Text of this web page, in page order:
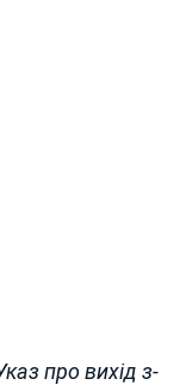
про вихід з-